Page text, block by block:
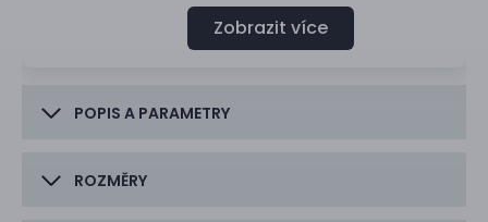
Zobrazit více
POPIS A PARAMETRY
ROZMĚRY